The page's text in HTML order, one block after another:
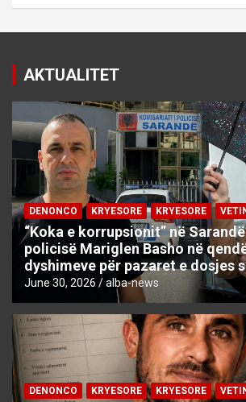
AKTUALITET
DENONCO KRYESORE KRYESORE
“Koka e korrupsionit” në
policisë Mariglen Basho në
dyshimeve për pazaret e dosjes
June 30, 2026 alba-news
DENONCO KRYESORE KRYESORE